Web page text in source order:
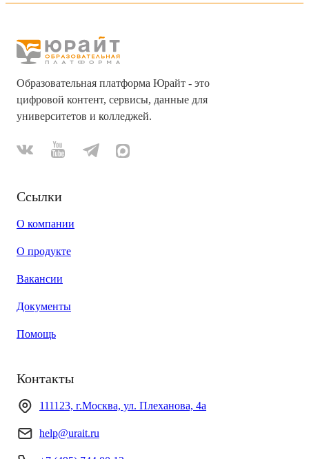
Образовательная платформа Юрайт - это
цифровой контент, сервисы, данные для
университетов и колледжей.
Ссылки
О компании
О продукте
Вакансии
Документы
Помощь
Контакты
111123, г.Москва, ул. Плеханова, 4а
help@urait.ru